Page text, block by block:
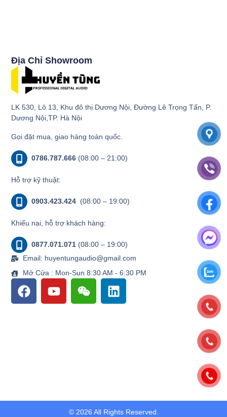
Địa Chỉ Showroom
LK 530, Lô 13, Khu đô thị Dương Nội, Đường Lê Trọng Tấn, P.
Dương Nội,TP. Hà Nội
Gọi đặt mua, giao hàng toàn quốc.
0786.787.666 (08:00 – 21:00)
Hỗ trợ kỹ thuật:
0903.423.424 (08:00 – 19:00)
Khiếu nại, hỗ trợ khách hàng:
0877.071.071 (08:00 – 19:00)
Email: huyentungaudio@gmail.com
Mở Cửa : Mon-Sun 8:30 AM - 6:30 PM
© 2026 All Rights Reserved.